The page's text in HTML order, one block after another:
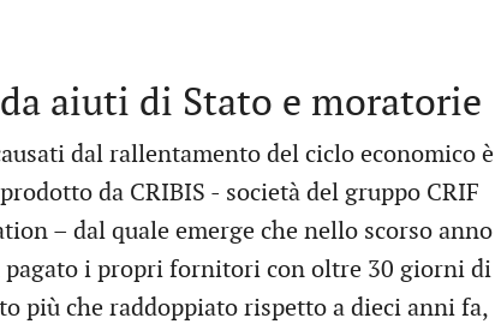
aiuti di Stato e moratorie
dal rallentamento del ciclo economico è
da CRIBIS - società del gruppo CRIF
– dal quale emerge che nello scorso anno
i propri fornitori con oltre 30 giorni di
più che raddoppiato rispetto a dieci anni fa,